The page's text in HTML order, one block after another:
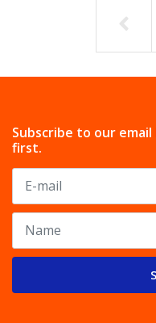
Subscribe to our
first.